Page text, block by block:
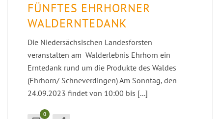
FÜNFTES EHRHORNER
WALDERNTEDANK
Die Niedersächsischen Landesforsten
veranstalten am Walderlebnis Ehrhorn ein
Erntedank rund um die Produkte des Waldes
(Ehrhorn/ Schneverdingen) Am Sonntag, den
24.09.2023 findet von 10:00 bis [...]
0